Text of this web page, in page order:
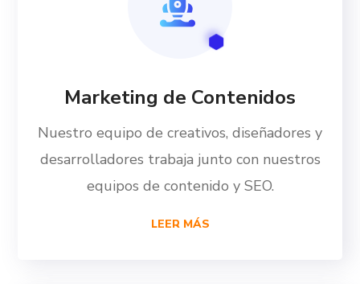
Marketing de Contenidos
Nuestro equipo de creativos, diseñadores y
desarrolladores trabaja junto con nuestros
equipos de contenido y SEO.
LEER MÁS